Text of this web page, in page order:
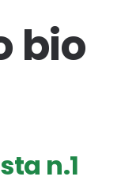
bio
n.1